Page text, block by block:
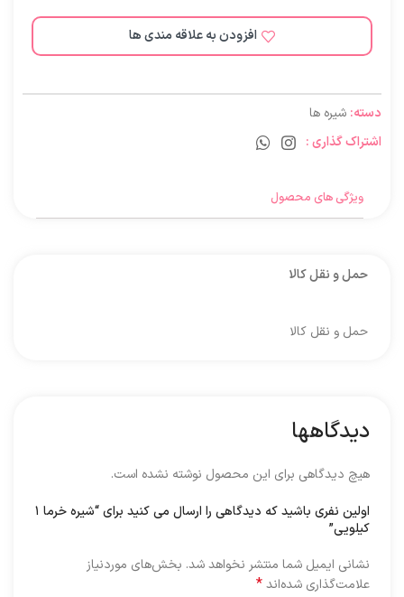
افزودن به علاقه مندی ها
دسته: شیره ها
اشتراک گذاری :
ویژگی های محصول
حمل و نقل کالا
حمل و نقل کالا
دیدگاهها
هیچ دیدگاهی برای این محصول نوشته نشده است.
اولین نفری باشید که دیدگاهی را ارسال می کنید برای “شیره خرما ۱
کیلویی”
نشانی ایمیل شما منتشر نخواهد شد. بخش‌های موردنیاز
علامت‌گذاری شده‌اند*